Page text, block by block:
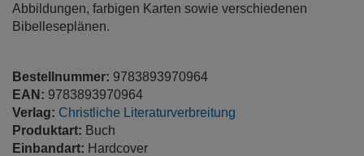
Abbildungen, farbigen Karten sowie verschiedenen
Bibelleseplänen.
Bestellnummer: 9783893970964
EAN: 9783893970964
Verlag: Christliche Literaturverbreitung
Produktart: Buch
Einbandart: Hardcover